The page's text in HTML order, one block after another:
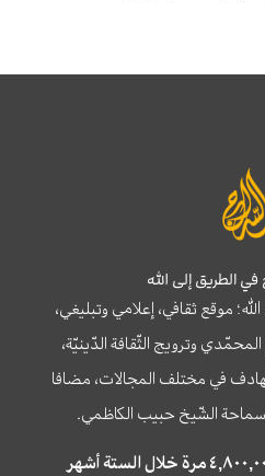
الطريق إلى الله
موقع ثقافي، إعلامي وتبليغي،
وترويج الثّقافة الدّينيّة،
في مختلف المجالات، مضافا
الشّيخ حبيب الكاظمي.
تمّت زيارة موقع سراج ٤,٨٠٠,٠٠٠ مرة خلال الستة أشهر